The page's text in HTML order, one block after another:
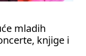
mladih
knjige i